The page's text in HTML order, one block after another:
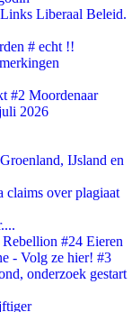
Liberaal Beleid.
# echt !!
#2 Moordenaar
2026
IJsland en
claims over plagiaat
#24 Eieren
- Volg ze hier! #3
onderzoek gestart